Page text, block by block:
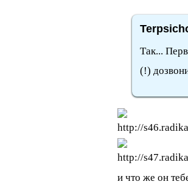
Так...
(!)
и что же он